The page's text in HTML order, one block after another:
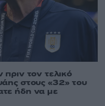
τον τελικό
στους «32» του
ήδη να με